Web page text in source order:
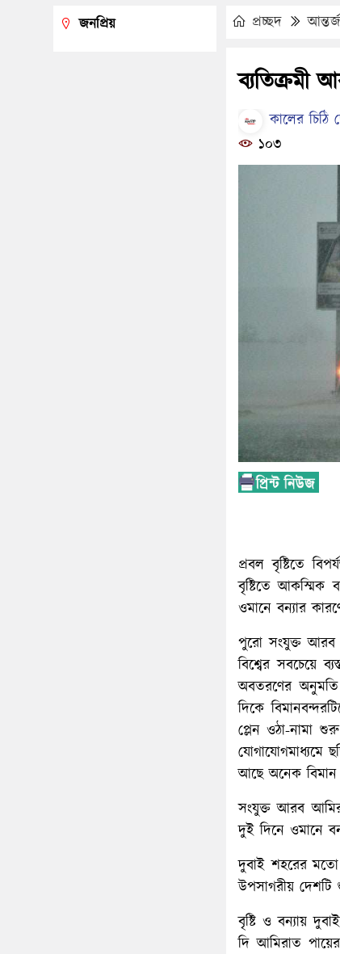
প্রচ্ছদ
ব্যতিক্রমী
কালের চিঠি
১০৩
প্রবল বৃষ্টিতে
বৃষ্টিতে আকস্মিক
ওমানে বন্যার
পুরো সংযুক্ত আরব
বিশ্বের সবচেয়ে
অবতরণের অনুমতি
দিকে
প্লেন ওঠা-নামা
যোগাযোগমাধ্যমে
আছে অনেক
সংযুক্ত আরব
দুই দিনে ওমানে
দুবাই শহরের মতো
উপসাগরীয় দেশটি
বৃষ্টি ও বন্যায়
দি আমিরাত
জনপ্রিয়